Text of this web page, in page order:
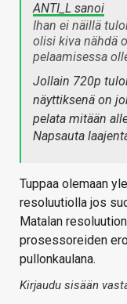
ANTI_L sanoi
Ihan ei näillä
olisi kiva nähdä
pelaamisessa
Jollain 720p
näyttiksenä on
pelata mitään
Napsauta
Tuppaa olemaan
resoluutiolla jos
Matalan
prosessoreiden
pullonkaulana.
Kirjaudu sisään